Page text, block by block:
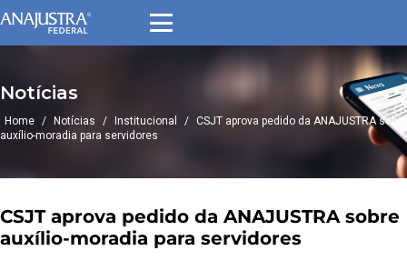
Notícias
Home / Notícias / Institucional / CSJT aprova pedido da ANAJUSTRA sobre
auxílio-moradia para servidores
CSJT aprova pedido da ANAJUSTRA sobre
auxílio-moradia para servidores